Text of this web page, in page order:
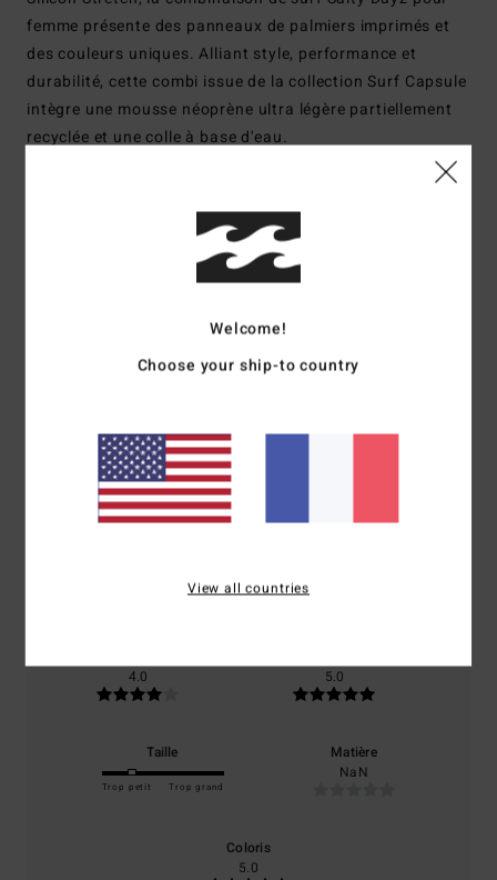
femme présente des panneaux de palmiers imprimés et
des couleurs uniques. Alliant style, performance et
durabilité, cette combi issue de la collection Surf Capsule
intègre une mousse néoprène ultra légère partiellement
recyclée et une colle à base d'eau.
Details & caractéristiques
Livraison & Retours
Avis clients
Note moyenne
4.0
1 avis vérifiés
depuis décembre 2025
0% de nos clients recommandent ce produit
4.0
5.0
Taille
Trop petit Trop grand
Matière
NaN
Coloris
5.0
Welcome!
Choose your ship-to country
View all countries